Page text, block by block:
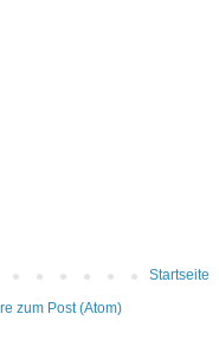
Startseite
zum Post (Atom)